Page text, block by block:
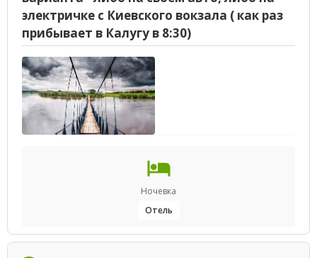
электричке с Киевского вокзала ( как раз
прибывает в Калугу в 8:30)
Ночевка
Отель